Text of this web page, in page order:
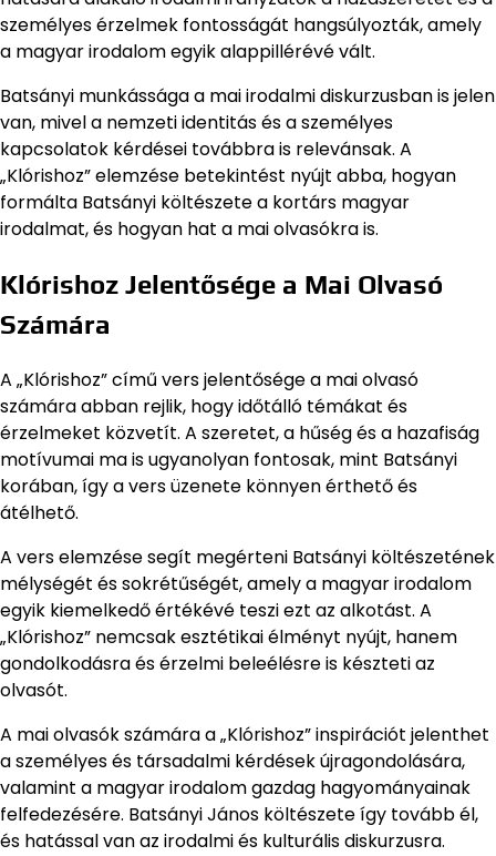
személyes érzelmek fontosságát hangsúlyozták, amely
a magyar irodalom egyik alappillérévé vált.
Batsányi munkássága a mai irodalmi diskurzusban is jelen
van, mivel a nemzeti identitás és a személyes
kapcsolatok kérdései továbbra is relevánsak. A
„Klórishoz” elemzése betekintést nyújt abba, hogyan
formálta Batsányi költészete a kortárs magyar
irodalmat, és hogyan hat a mai olvasókra is.
Klórishoz Jelentősége a Mai Olvasó
Számára
A „Klórishoz” című vers jelentősége a mai olvasó
számára abban rejlik, hogy időtálló témákat és
érzelmeket közvetít. A szeretet, a hűség és a hazafiság
motívumai ma is ugyanolyan fontosak, mint Batsányi
korában, így a vers üzenete könnyen érthető és
átélhető.
A vers elemzése segít megérteni Batsányi költészetének
mélységét és sokrétűségét, amely a magyar irodalom
egyik kiemelkedő értékévé teszi ezt az alkotást. A
„Klórishoz” nemcsak esztétikai élményt nyújt, hanem
gondolkodásra és érzelmi beleélésre is készteti az
olvasót.
A mai olvasók számára a „Klórishoz” inspirációt jelenthet
a személyes és társadalmi kérdések újragondolására,
valamint a magyar irodalom gazdag hagyományainak
felfedezésére. Batsányi János költészete így tovább él,
és hatással van az irodalmi és kulturális diskurzusra.